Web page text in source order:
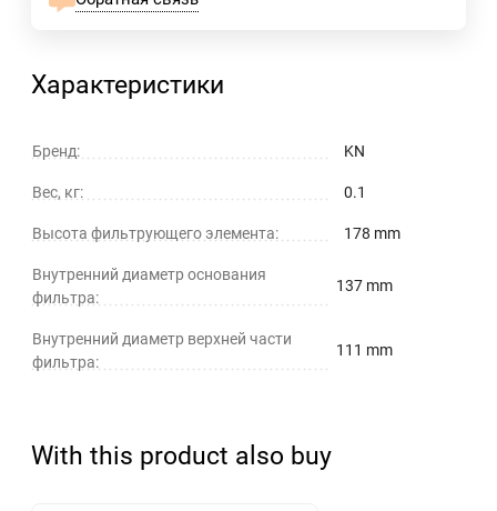
Характеристики
Бренд: KN
Вес, кг: 0.1
Высота фильтрующего элемента: 178 mm
Внутренний диаметр основания
фильтра:
137 mm
Внутренний диаметр верхней части
фильтра:
111 mm
With this product also buy